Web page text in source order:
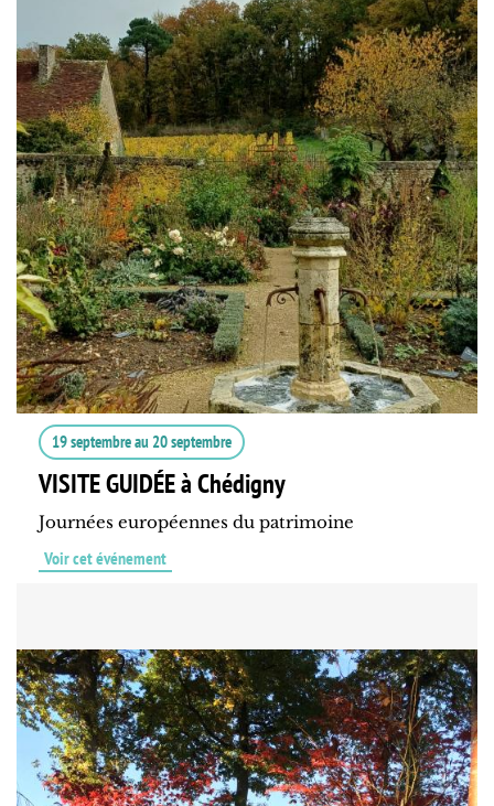
19 septembreau 20 septembre
VISITE GUIDÉE à Chédigny
Journées européennes du patrimoine
Voir cet événement